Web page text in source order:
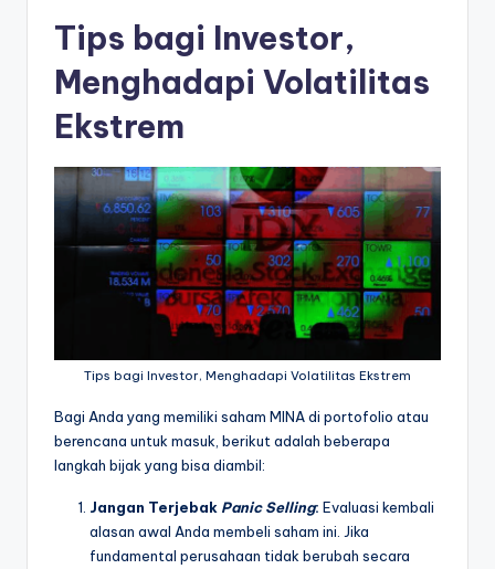
Tips bagi Investor,
Menghadapi Volatilitas
Ekstrem
Tips bagi Investor, Menghadapi Volatilitas Ekstrem
Bagi Anda yang memiliki saham MINA di portofolio atau
berencana untuk masuk, berikut adalah beberapa
langkah bijak yang bisa diambil:
Jangan Terjebak Panic Selling: Evaluasi kembali
alasan awal Anda membeli saham ini. Jika
fundamental perusahaan tidak berubah secara